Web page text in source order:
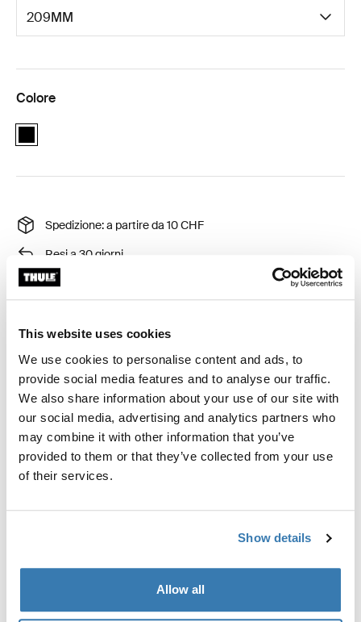
This website uses cookies
We use cookies to personalise content and ads, to
provide social media features and to analyse our traffic.
We also share information about your use of our site with
our social media, advertising and analytics partners who
may combine it with other information that you’ve
provided to them or that they’ve collected from your use
of their services.
Show details
Allow all
Colore
Spedizione: a partire da 10 CHF
Resi a 30 giorni
Garanzia Thule
Adattatore per assali posteriori da 12 mm per collegare
il rimorchio per bici alla bici.
Toggle features
Tutte le caratteristiche
Toggle guides and instructions
Istruzioni